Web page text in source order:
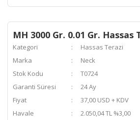
MH 3000 Gr. 0.01 Gr. Hassas
Kategori
Hassas Terazi
Marka
Neck
Stok Kodu
T0724
Garanti Süresi
24 Ay
Fiyat
37,00 USD + KDV
Havale
2.050,04 TL %3,00